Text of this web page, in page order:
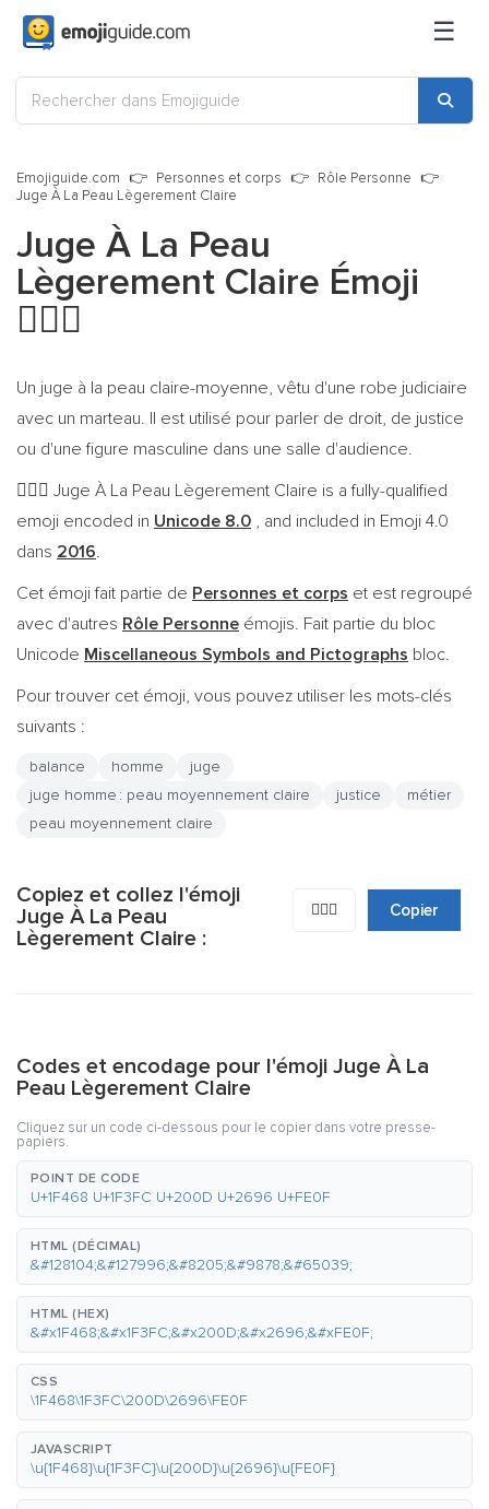
☰
Emojiguide.com Personnes et corps
Rôle Personne
Juge À La Peau Lègerement Claire
Juge À La Peau
Lègerement Claire Émoji
👨🏼‍⚖️
Un juge à la peau claire-moyenne, vêtu d'une robe judiciaire
avec un marteau. Il est utilisé pour parler de droit, de justice
ou d'une figure masculine dans une salle d'audience.
👨🏼‍⚖️ Juge À La Peau Lègerement Claire is a fully-qualified
emoji encoded in Unicode 8.0 , and included in Emoji 4.0
dans 2016.
Cet émoji fait partie de Personnes et corps et est regroupé
avec d'autres Rôle Personne émojis. Fait partie du bloc
Unicode Miscellaneous Symbols and Pictographs bloc.
Pour trouver cet émoji, vous pouvez utiliser les mots-clés
suivants :
balance homme
juge
juge homme : peau moyennement claire
justice
métier
peau moyennement claire
Copiez et collez l'émoji
Juge À La Peau
Lègerement Claire :
👨🏼‍⚖️ Copier
Codes et encodage pour l'émoji Juge À La
Peau Lègerement Claire
Cliquez sur un code ci-dessous pour le copier dans votre presse-
papiers.
POINT DE CODE
U+1F468 U+1F3FC U+200D U+2696 U+FE0F
HTML (DÉCIMAL)
&#128104;&#127996;&#8205;&#9878;&#65039;
HTML (HEX)
&#x1F468;&#x1F3FC;&#x200D;&#x2696;&#xFE0F;
CSS
\1F468\1F3FC\200D\2696\FE0F
JAVASCRIPT
\u{1F468}\u{1F3FC}\u{200D}\u{2696}\u{FE0F}